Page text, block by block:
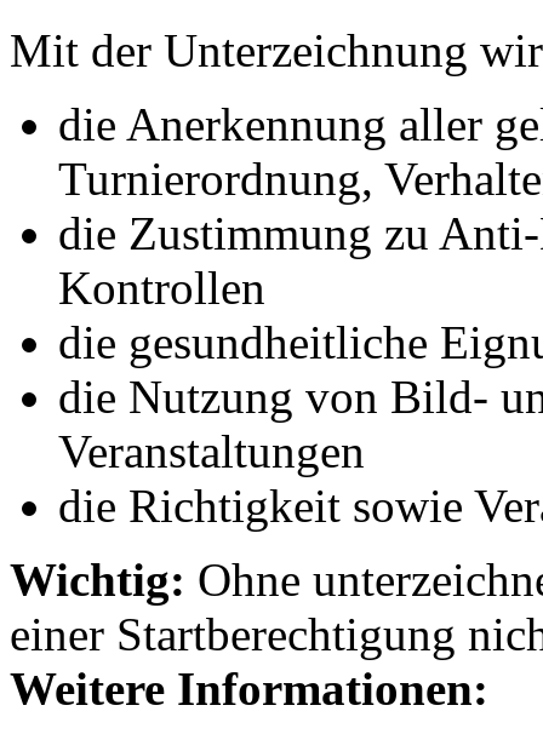
Mit der Unterzeichnung
die Anerkennung aller
Turnierordnung,
die Zustimmung zu
Kontrollen
die gesundheitliche
die Nutzung von Bild-
Veranstaltungen
die Richtigkeit sowie
Wichtig: Ohne
einer Startberechtigung
Weitere Informationen: